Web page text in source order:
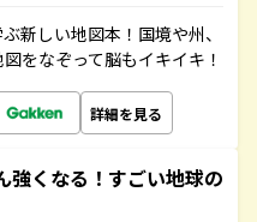
新しい地図本！国境や州、
をなぞって脳もイキイキ！
詳細を見る
強くなる！すごい地球の